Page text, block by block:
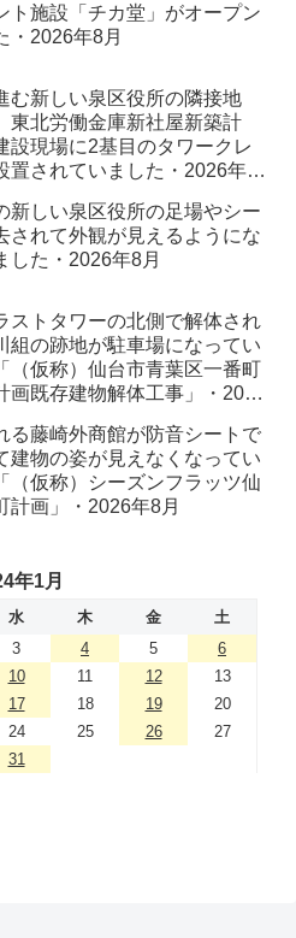
ト施設「チカ堂」がオープン
・2026年8月
む新しい泉区役所の隣接地
東北労働金庫新社屋新築計
設現場に2基目のタワークレ
置されていました・2026年8
新しい泉区役所の足場やシー
されて外観が見えるようにな
した・2026年8月
ストタワーの北側で解体され
組の跡地が駐車場になってい
（仮称）仙台市青葉区一番町
画既存建物解体工事」・2026
る藤崎外商館が防音シートで
建物の姿が見えなくなってい
（仮称）シーズンフラッツ仙
計画」・2026年8月
年1月
水 木 金
土
3 4 5
6
10 11 12
13
17 18 19
20
24 25 26
27
31